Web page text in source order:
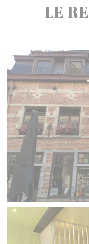
LE